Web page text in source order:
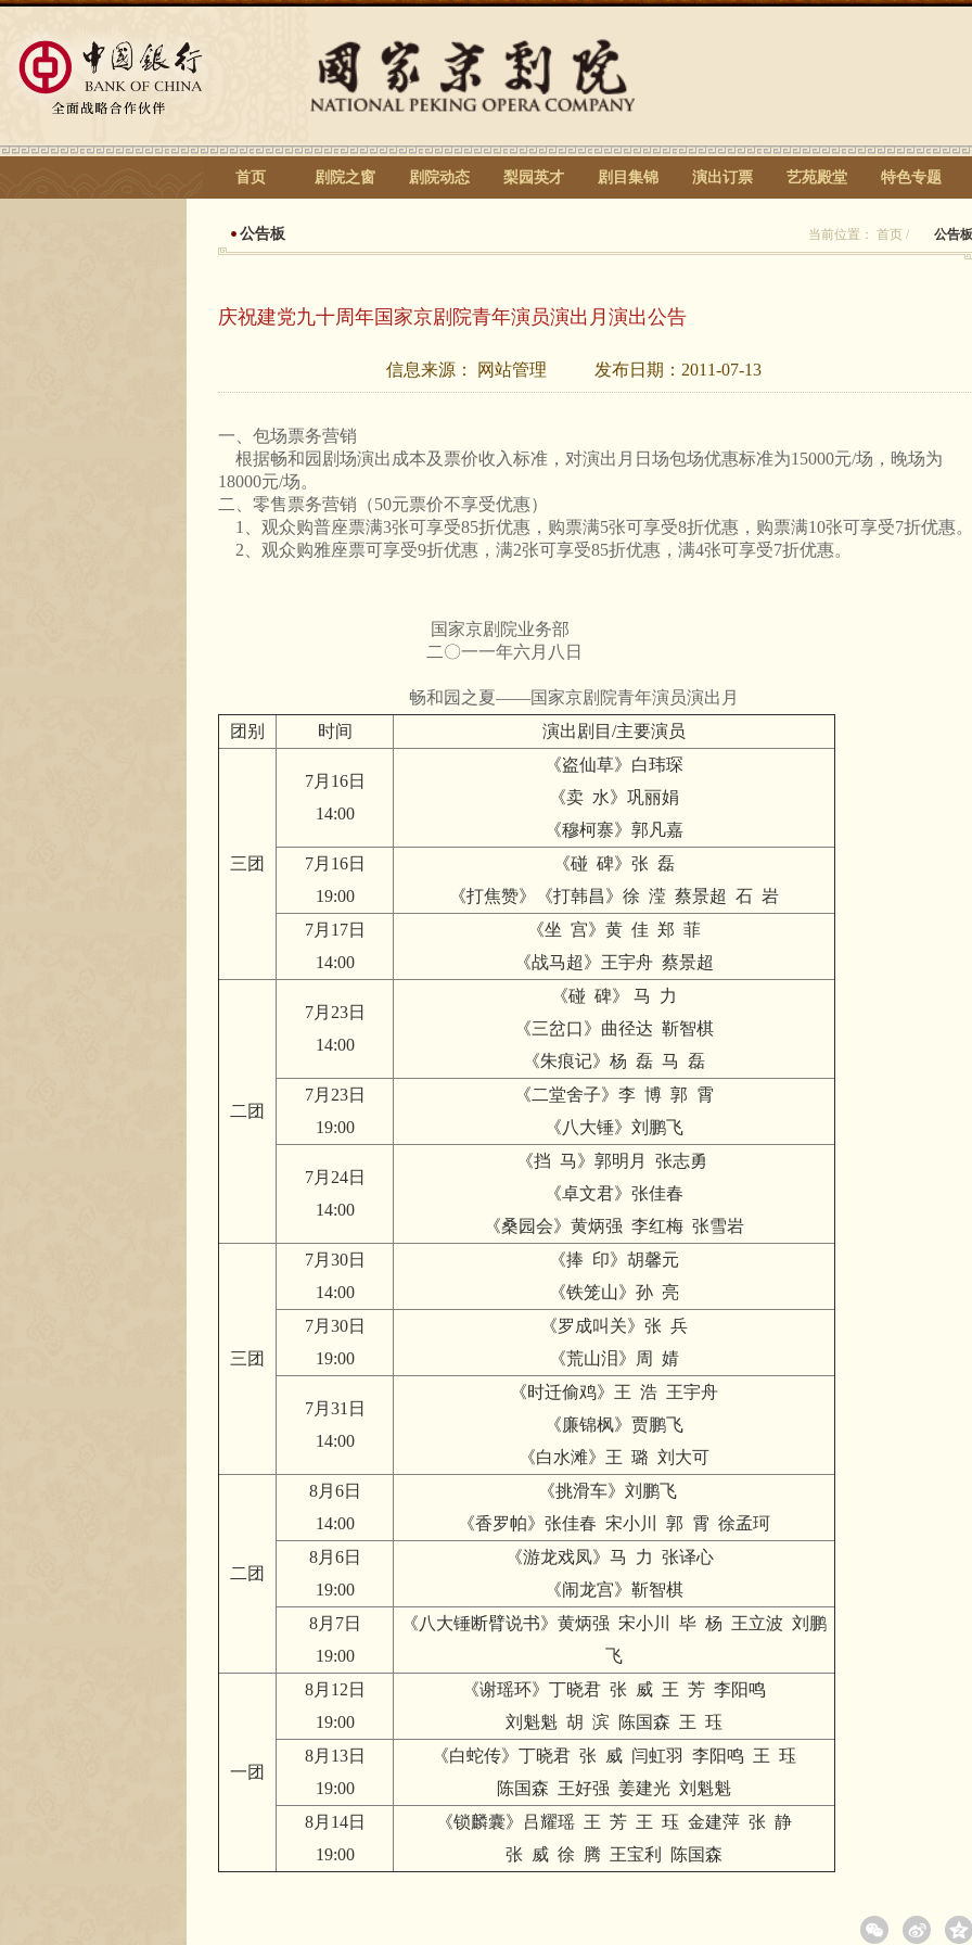
首页 剧院之窗 剧院动态 梨园英才 剧目集锦 演出订票 艺苑殿堂 特色专题
公告板 当前位置： 首页 / 公告板
庆祝建党九十周年国家京剧院青年演员演出月演出公告
信息来源： 网站管理 发布日期： 2011-07-13
一、包场票务营销
根据畅和园剧场演出成本及票价收入标准，对演出月日场包场优惠标准为15000元/场，晚场为
18000元/场。
二、零售票务营销（50元票价不享受优惠）
1、观众购普座票满3张可享受85折优惠，购票满5张可享受8折优惠，购票满10张可享受7折优惠。
2、观众购雅座票可享受9折优惠，满2张可享受85折优惠，满4张可享受7折优惠。
国家京剧院业务部
二〇一一年六月八日
畅和园之夏——国家京剧院青年演员演出月
团别
时间 演出剧目/主要演员
三团
7月16日
14:00
《盗仙草》白玮琛
《卖 水》巩丽娟
《穆柯寨》郭凡嘉
7月16日
19:00
《碰 碑》张 磊
《打焦赞》《打韩昌》徐 滢 蔡景超 石 岩
7月17日
14:00
《坐 宫》黄 佳 郑 菲
《战马超》王宇舟 蔡景超
二团
7月23日
14:00
《碰 碑》 马 力
《三岔口》曲径达 靳智棋
《朱痕记》杨 磊 马 磊
7月23日
19:00
《二堂舍子》李 博 郭 霄
《八大锤》刘鹏飞
7月24日
14:00
《挡 马》郭明月 张志勇
《卓文君》张佳春
《桑园会》黄炳强 李红梅 张雪岩
三团
7月30日
14:00
《捧 印》胡馨元
《铁笼山》孙 亮
7月30日
19:00
《罗成叫关》张 兵
《荒山泪》周 婧
7月31日
14:00
《时迁偷鸡》王 浩 王宇舟
《廉锦枫》贾鹏飞
《白水滩》王 璐 刘大可
二团
8月6日
14:00
《挑滑车》刘鹏飞
《香罗帕》张佳春 宋小川 郭 霄 徐孟珂
8月6日
19:00
《游龙戏凤》马 力 张译心
《闹龙宫》靳智棋
8月7日
19:00
《八大锤断臂说书》黄炳强 宋小川 毕 杨 王立波 刘鹏
飞
一团
8月12日
19:00
《谢瑶环》丁晓君 张 威 王 芳 李阳鸣
刘魁魁 胡 滨 陈国森 王 珏
8月13日
19:00
《白蛇传》丁晓君 张 威 闫虹羽 李阳鸣 王 珏
陈国森 王好强 姜建光 刘魁魁
8月14日
19:00
《锁麟囊》吕耀瑶 王 芳 王 珏 金建萍 张 静
张 威 徐 腾 王宝利 陈国森